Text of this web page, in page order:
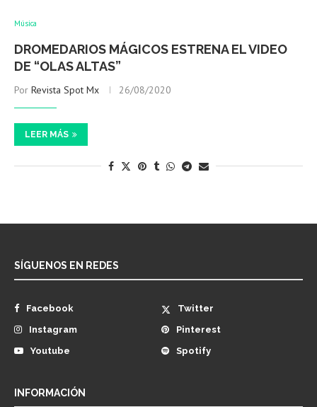
Música
DROMEDARIOS MÁGICOS ESTRENA EL VIDEO
DE “OLAS ALTAS”
Por Revista Spot Mx 26/08/2020
LEER MÁS
SÍGUENOS EN REDES
Facebook
Twitter
Instagram
Pinterest
Youtube
Spotify
INFORMACIÓN